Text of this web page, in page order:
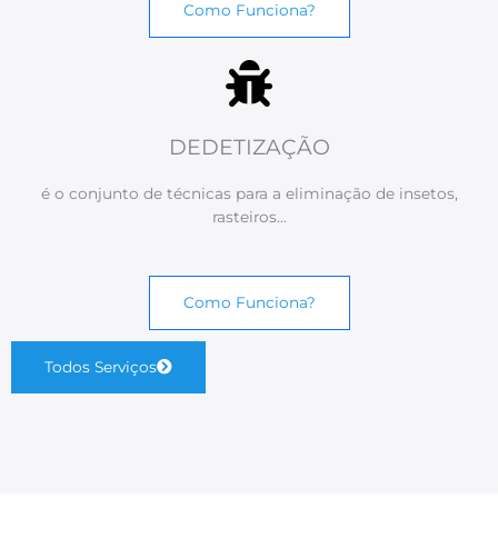
Como Funciona?
DEDETIZAÇÃO
é o conjunto de técnicas para a eliminação de insetos,
rasteiros…
Como Funciona?
Todos Serviços